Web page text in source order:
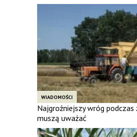
WIADOMOŚCI
Najgroźniejszy wróg podczas
muszą uważać